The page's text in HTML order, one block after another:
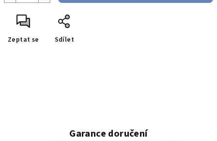
Zeptat se Sdílet
Garance doručení